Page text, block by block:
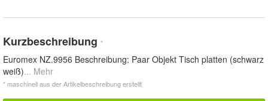
Kurzbeschreibung *
Euromex NZ.9956 Beschreibung: Paar Objekt Tisch platten (schwarz
weiß)... Mehr
* maschinell aus der Artikelbeschreibung erstellt